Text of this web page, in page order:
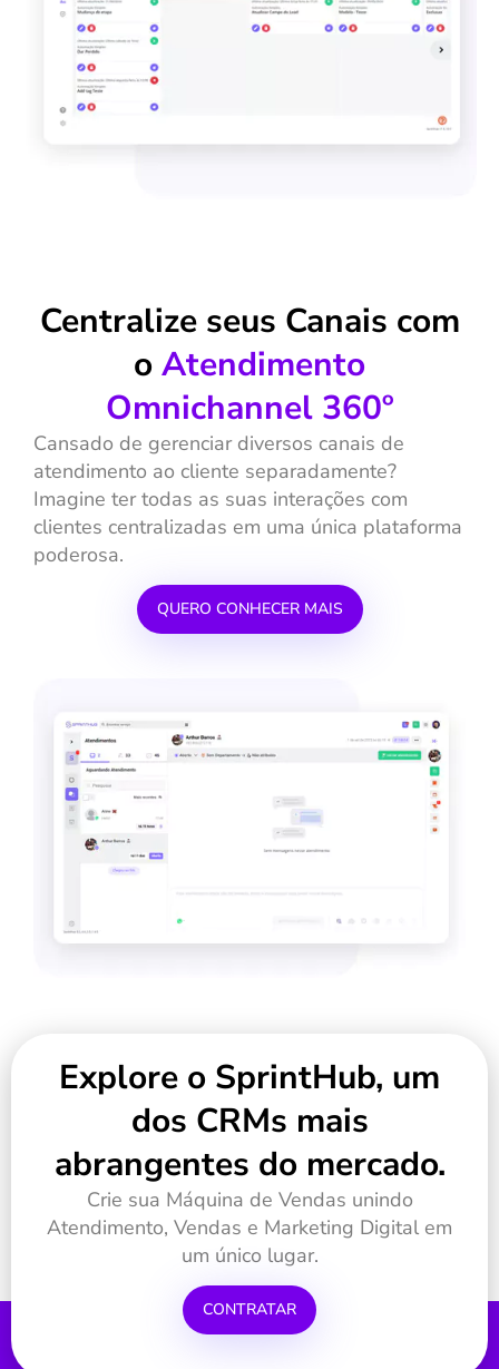
Centralize seus Canais com
oAtendimento
Omnichannel 360º
Cansado de gerenciar diversos canais de
atendimento ao cliente separadamente?
Imagine ter todas as suas interações com
clientes centralizadas em uma única plataforma
poderosa.
QUERO CONHECER MAIS
Explore o SprintHub, um
dos CRMs mais
abrangentes do mercado.
Crie sua Máquina de Vendas unindo
Atendimento, Vendas e Marketing Digital em
um único lugar.
CONTRATAR